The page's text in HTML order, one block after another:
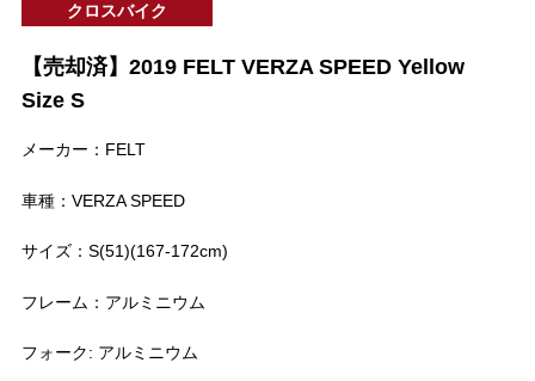
クロスバイク
【売却済】2019 FELT VERZA SPEED Yellow
Size S
メーカー：FELT
車種：VERZA SPEED
サイズ：S(51)(167-172cm)
フレーム：アルミニウム
フォーク: アルミニウム